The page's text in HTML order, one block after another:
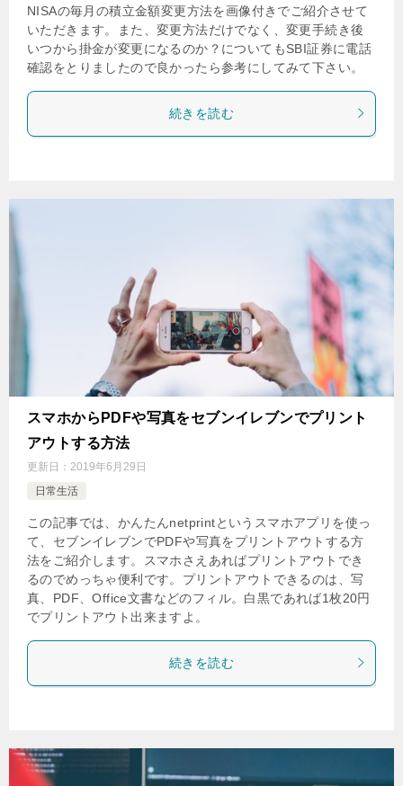
NISAの毎月の積立金額変更方法を画像付きでご紹介させて
いただきます。また、変更方法だけでなく、変更手続き後
いつから掛金が変更になるのか？についてもSBI証券に電話
確認をとりましたので良かったら参考にしてみて下さい。
続きを読む
スマホからPDFや写真をセブンイレブンでプリント
アウトする方法
更新日： 2019年6月29日
日常生活
この記事では、かんたんnetprintというスマホアプリを使っ
て、セブンイレブンでPDFや写真をプリントアウトする方
法をご紹介します。スマホさえあればプリントアウトでき
るのでめっちゃ便利です。プリントアウトできるのは、写
真、PDF、Office文書などのフィル。白黒であれば1枚20円
でプリントアウト出来ますよ。
続きを読む